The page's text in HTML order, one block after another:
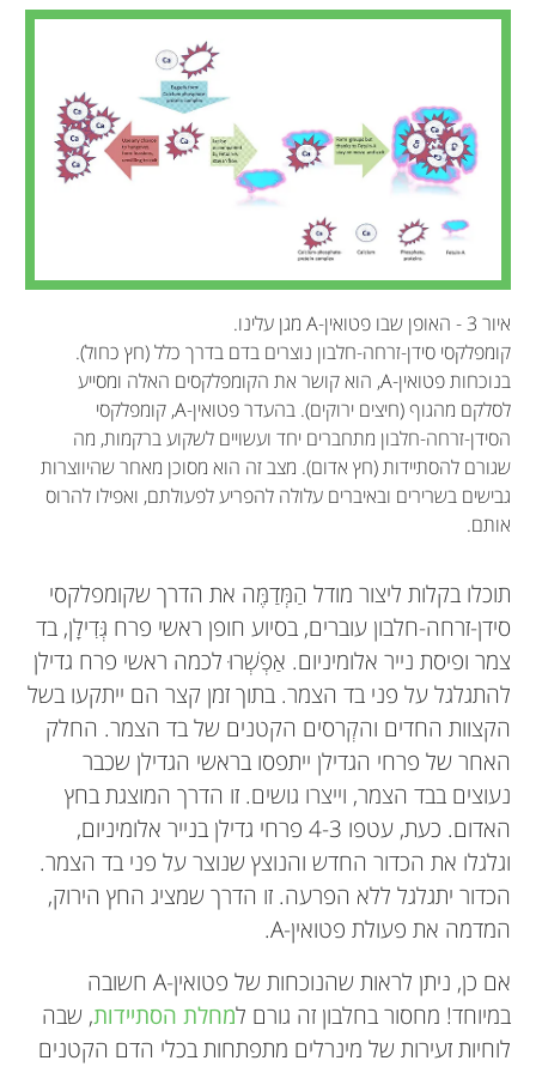
איור 3 - האופן שבו פטואין-A מגן עלינו.
קומפלקסי סידן-זרחה-חלבון נוצרים בדם בדרך כלל (חץ כחול).
בנוכחות פטואין-A, הוא קושר את הקומפלקסים האלה ומסייע
לסלקם מהגוף (חיצים ירוקים). בהעדר פטואין-A, קומפלקסי
הסידן-זרחה-חלבון מתחברים יחד ועשויים לשקוע ברקמות, מה
שגורם להסתיידות (חץ אדום). מצב זה הוא מסוכן מאחר שהיווצרות
גבישים בשרירים ובאיברים עלולה להפריע לפעולתם, ואפילו להרוס
אותם.
תוכלו בקלות ליצור מודל הַמְּדַמֶּה את הדרך שקומפלקסי
סידן-זרחה-חלבון עוברים, בסיוע חופן ראשי פרח גְּדִילָן, בד
צמר ופיסת נייר אלומיניום. אַפְשְׁרוּ לכמה ראשי פרח גדילן
להתגלגל על פני בד הצמר. בתוך זמן קצר הם ייתקעו בשל
הקצוות החדים והקְרסים הקטנים של בד הצמר. החלק
האחר של פרחי הגדילן ייתפסו בראשי הגדילן שכבר
נעוצים בבד הצמר, וייצרו גושים. זו הדרך המוצגת בחץ
האדום. כעת, עטפו 4-3 פרחי גדילן בנייר אלומיניום,
וגלגלו את הכדור החדש והנוצץ שנוצר על פני בד הצמר.
הכדור יתגלגל ללא הפרעה. זו הדרך שמציג החץ הירוק,
המדמה את פעולת פטואין-A.
אם כן, ניתן לראות שהנוכחות של פטואין-A חשובה
במיוחד! מחסור בחלבון זה גורם למחלת הסתיידות, שבה
לוחיות זעירות של מינרלים מתפתחות בכלי הדם הקטנים